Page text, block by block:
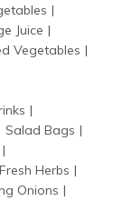
Juice
Vegetables
Salad Bags
Fresh Herbs
Onions